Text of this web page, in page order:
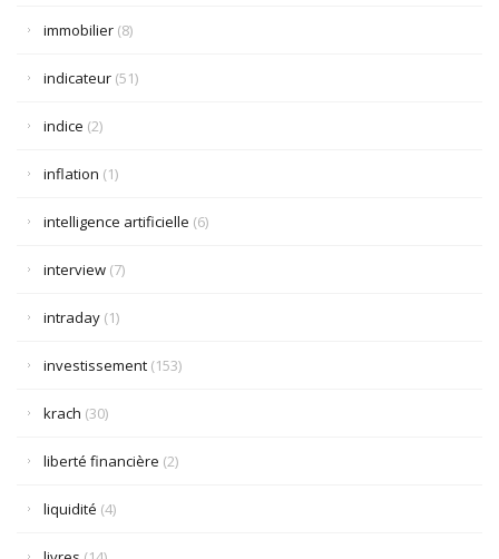
immobilier (8)
indicateur (51)
indice (2)
inflation (1)
intelligence artificielle (6)
interview (7)
intraday (1)
investissement (153)
krach (30)
liberté financière (2)
liquidité (4)